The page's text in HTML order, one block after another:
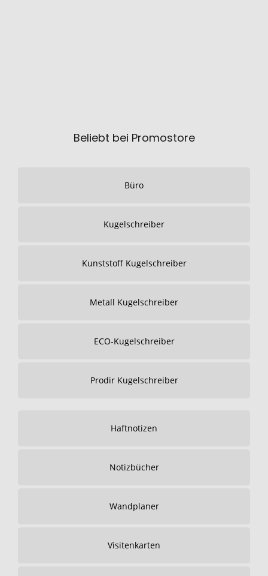
Beliebt bei Promostore
Büro
Kugelschreiber
Kunststoff Kugelschreiber
Metall Kugelschreiber
ECO-Kugelschreiber
Prodir Kugelschreiber
Haftnotizen
Notizbücher
Wandplaner
Visitenkarten